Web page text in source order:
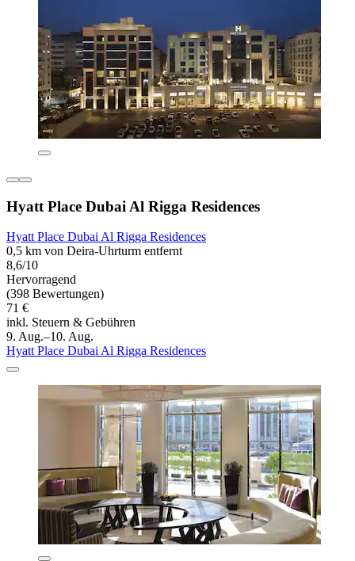
Hyatt Place Dubai Al Rigga Residences
Hyatt Place Dubai Al Rigga Residences
0,5 km von Deira-Uhrturm entfernt
8,6/10
Hervorragend
(398 Bewertungen)
71 €
inkl. Steuern & Gebühren
9. Aug.–10. Aug.
Hyatt Place Dubai Al Rigga Residences